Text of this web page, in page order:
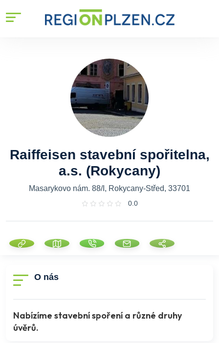
Raiffeisen stavební spořitelna,
a.s. (Rokycany)
Masarykovo nám. 88/I, Rokycany-Střed, 33701
0.0
O nás
Nabízíme stavební spoření a různé druhy
úvěrů.